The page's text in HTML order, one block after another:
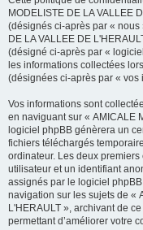
MODELISTE DE LA VALLEE
(désignés ci-après par « nous
DE LA VALLEE DE
(désigné ci-après par «
les informations collectées
(désignées ci-après par « vos
Vos informations sont
en naviguant sur « AMICALE
logiciel phpBB génèrera un
fichiers téléchargés
ordinateur. Les deux
utilisateur et un identifiant
assignés par le logiciel
navigation sur les sujets de «
L'HERAULT », archivant de
permettant d’améliorer votre